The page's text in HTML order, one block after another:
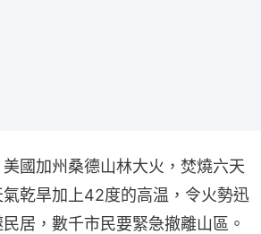
國加州桑德山林大火，焚燒六天
乾旱加上42度的高温，令火勢迅
居，數千市民要緊急撤離山區。